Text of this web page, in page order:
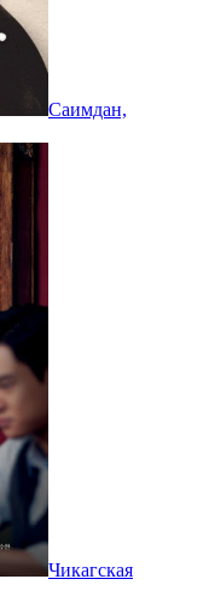
Саимдан,
Чикагская